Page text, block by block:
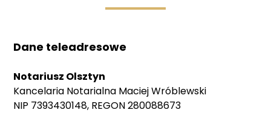
Dane teleadresowe
Notariusz Olsztyn
Kancelaria Notarialna Maciej Wróblewski
NIP 7393430148, REGON 280088673